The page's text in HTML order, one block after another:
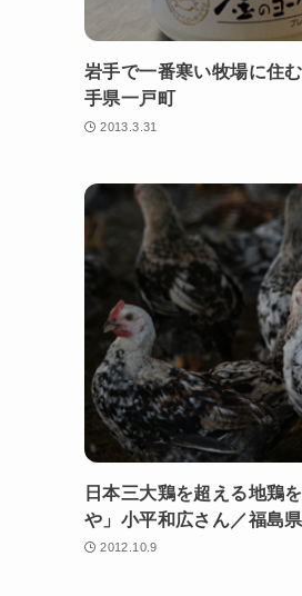
岩手で一番寒い牧場に住
手県一戸町
2013.3.31
日本三大鶏を超える地鶏
や」小平和広さん／福島
2012.10.9